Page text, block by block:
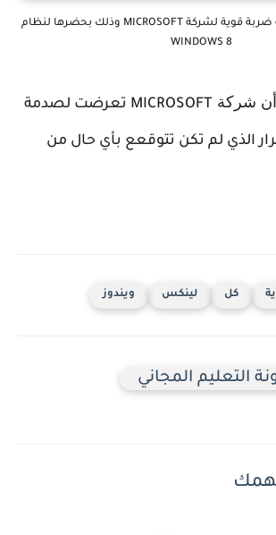
الحكومة الصينية توجه ضربة قوية لشركة MICROSOFT وذلك بحضرها لنظام
WINDOWS 8
أن شركة MICROSOFT تعرضت لصدمة
الذي لم تكن تتوقعع بأي حال من
كل لينكس ويندوز
التعليم المجاني